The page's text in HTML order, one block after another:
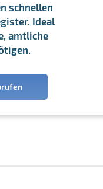
schnellen
Ideal
amtliche